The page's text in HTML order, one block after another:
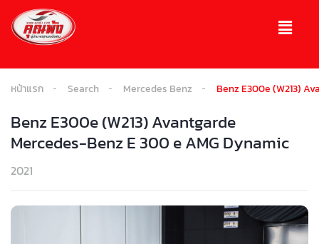
หน้าแรก Search Mercedes Benz Benz E300e (W213)
Benz E300e (W213) Avantgarde
Mercedes-Benz E 300 e AMG Dynamic
2021